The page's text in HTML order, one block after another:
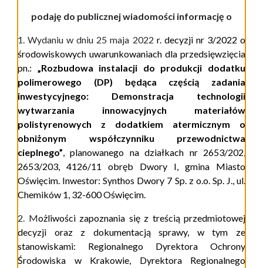
podaję do publicznej wiadomości informację o
1. Wydaniu w dniu 25 maja 2022 r. decyzji nr 3/2022 o
środowiskowych uwarunkowaniach dla przedsięwzięcia
pn.: „Rozbudowa instalacji do produkcji dodatku
polimerowego (DP) będąca częścią zadania
inwestycyjnego: Demonstracja technologii
wytwarzania innowacyjnych materiałów
polistyrenowych z dodatkiem atermicznym o
obniżonym współczynniku przewodnictwa
cieplnego”, planowanego na działkach nr 2653/202,
2653/203, 4126/11 obręb Dwory I, gmina Miasto
Oświęcim. Inwestor: Synthos Dwory 7 Sp. z o.o. Sp. J., ul.
Chemików 1, 32-600 Oświęcim.
2. Możliwości zapoznania się z treścią przedmiotowej
decyzji oraz z dokumentacją sprawy, w tym ze
stanowiskami: Regionalnego Dyrektora Ochrony
Środowiska w Krakowie, Dyrektora Regionalnego